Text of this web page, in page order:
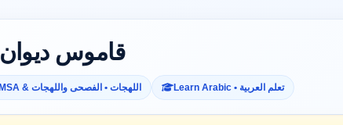
Diwan Dictionary • قاموس ديوان
MSA & اللهجات • الفصحى واللهجات Learn Arabic • تعلم العربية